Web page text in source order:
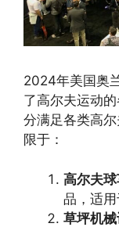
2024年美国奥
了高尔夫运动
分满足各类高
限于：
高尔夫
品，适用
草坪机